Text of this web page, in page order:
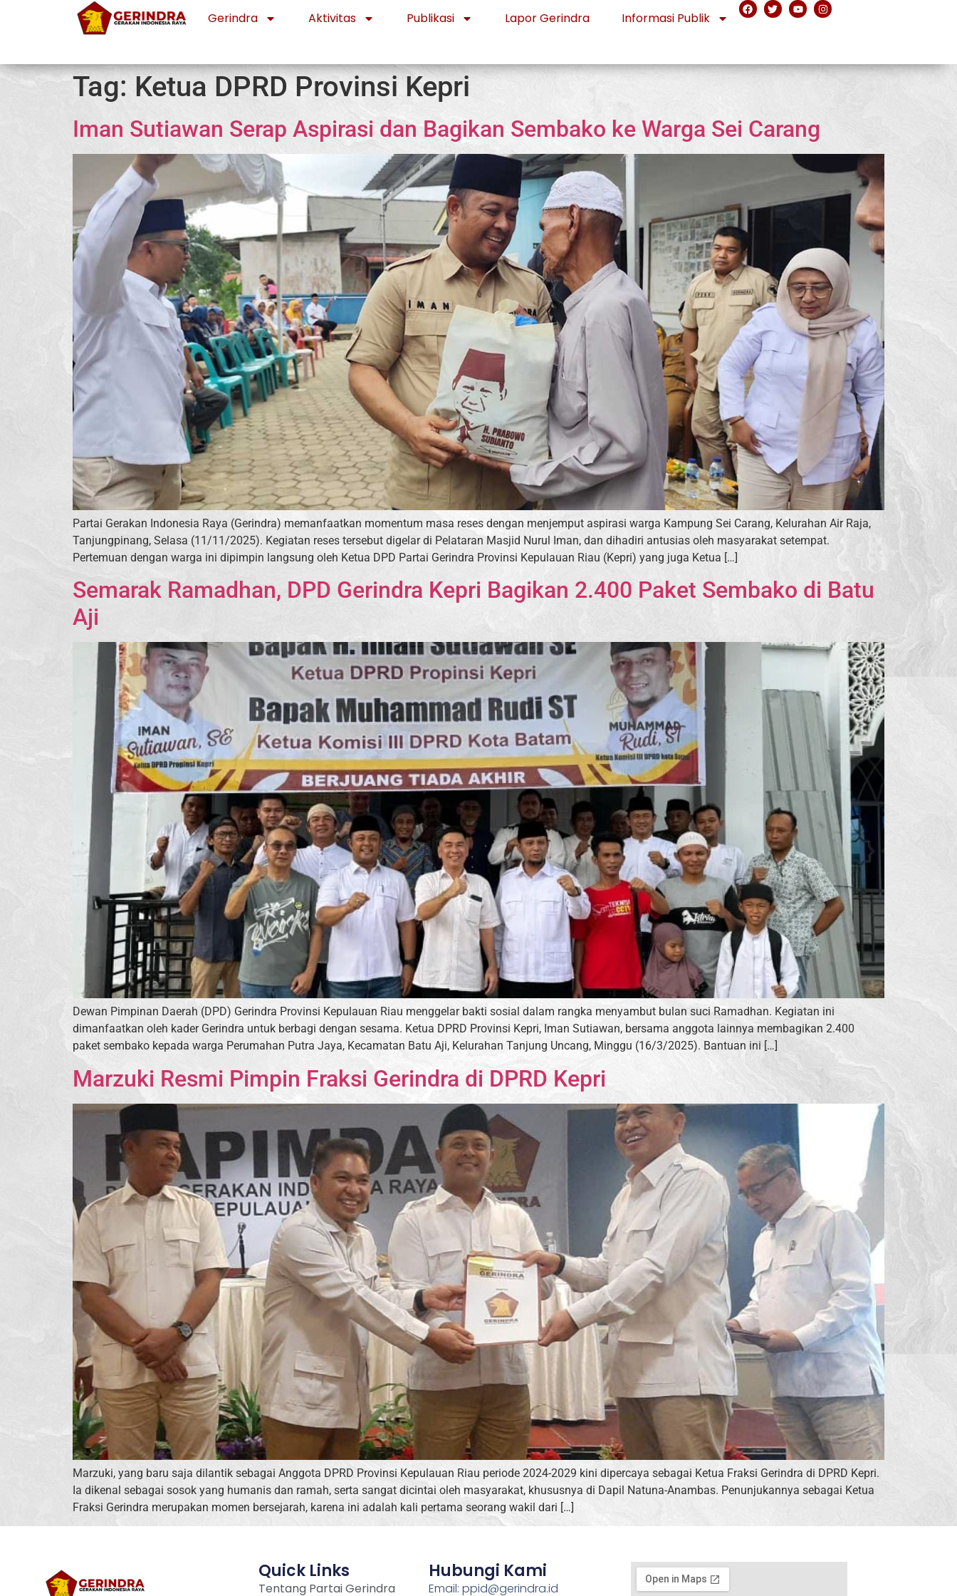
Gerindra Aktivitas Publikasi Lapor Gerindra Informasi Publik
Tag: Ketua DPRD Provinsi Kepri
Iman Sutiawan Serap Aspirasi dan Bagikan Sembako ke Warga Sei Carang
Partai Gerakan Indonesia Raya (Gerindra) memanfaatkan momentum masa reses dengan menjemput aspirasi warga Kampung Sei Carang, Kelurahan Air Raja,
Tanjungpinang, Selasa (11/11/2025). Kegiatan reses tersebut digelar di Pelataran Masjid Nurul Iman, dan dihadiri antusias oleh masyarakat setempat.
Pertemuan dengan warga ini dipimpin langsung oleh Ketua DPD Partai Gerindra Provinsi Kepulauan Riau (Kepri) yang juga Ketua […]
Semarak Ramadhan, DPD Gerindra Kepri Bagikan 2.400 Paket Sembako di Batu
Aji
Dewan Pimpinan Daerah (DPD) Gerindra Provinsi Kepulauan Riau menggelar bakti sosial dalam rangka menyambut bulan suci Ramadhan. Kegiatan ini
dimanfaatkan oleh kader Gerindra untuk berbagi dengan sesama. Ketua DPRD Provinsi Kepri, Iman Sutiawan, bersama anggota lainnya membagikan 2.400
paket sembako kepada warga Perumahan Putra Jaya, Kecamatan Batu Aji, Kelurahan Tanjung Uncang, Minggu (16/3/2025). Bantuan ini […]
Marzuki Resmi Pimpin Fraksi Gerindra di DPRD Kepri
Marzuki, yang baru saja dilantik sebagai Anggota DPRD Provinsi Kepulauan Riau periode 2024-2029 kini dipercaya sebagai Ketua Fraksi Gerindra di DPRD Kepri.
Ia dikenal sebagai sosok yang humanis dan ramah, serta sangat dicintai oleh masyarakat, khususnya di Dapil Natuna-Anambas. Penunjukannya sebagai Ketua
Fraksi Gerindra merupakan momen bersejarah, karena ini adalah kali pertama seorang wakil dari […]
Quick Links
Tentang Partai Gerindra
Hubungi Kami
Email: ppid@gerindra.id